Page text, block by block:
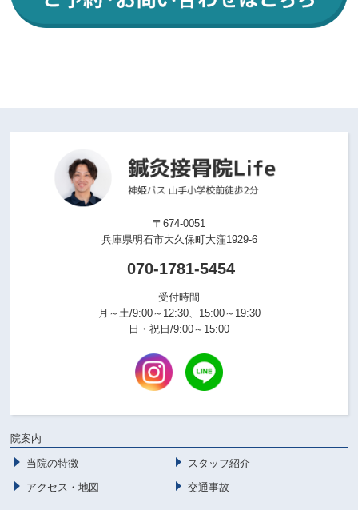
〒674-0051
兵庫県明石市大久保町大窪1929-6
070-1781-5454
受付時間
月～土/9:00～12:30、15:00～19:30
日・祝日/9:00～15:00
院案内
当院の特徴
スタッフ紹介
アクセス・地図
交通事故